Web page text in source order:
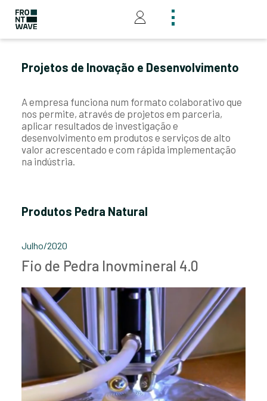
Projetos de Inovação e Desenvolvimento
A empresa funciona num formato colaborativo que
nos permite, através de projetos em parceria,
aplicar resultados de investigação e
desenvolvimento em produtos e serviços de alto
valor acrescentado e com rápida implementação
na indústria.
Produtos Pedra Natural
Julho/2020
Fio de Pedra Inovmineral 4.0